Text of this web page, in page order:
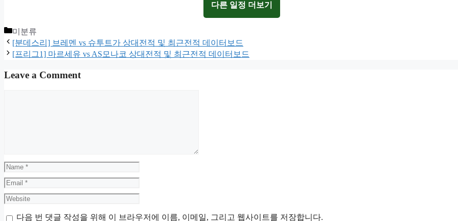
다른 일정 더보기
Categories
미분류
[분데스리] 브레멘 vs 슈투트가 상대전적 및 최근전적 데이터보드
[프리그1] 마르세유 vs AS모나코 상대전적 및 최근전적 데이터보드
Leave a Comment
Name
Email
Website
다음 번 댓글 작성을 위해 이 브라우저에 이름, 이메일, 그리고 웹사이트를 저장합니다.